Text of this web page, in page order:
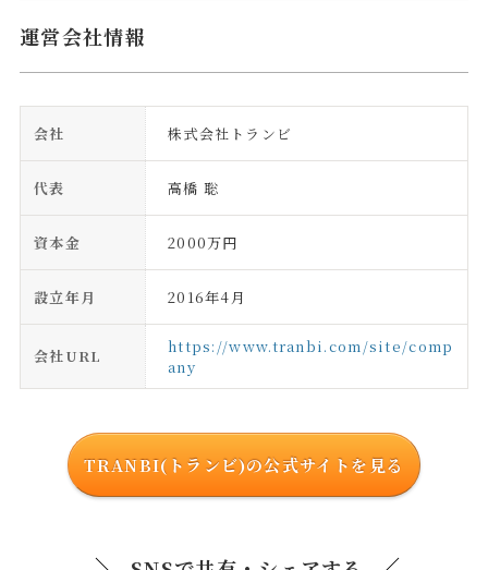
運営会社情報
会社 株式会社トランビ
代表 高橋 聡
資本金 2000万円
設立年月 2016年4月
会社URL
https://www.tranbi.com/site/comp
any
TRANBI(トランビ)の公式サイトを見る